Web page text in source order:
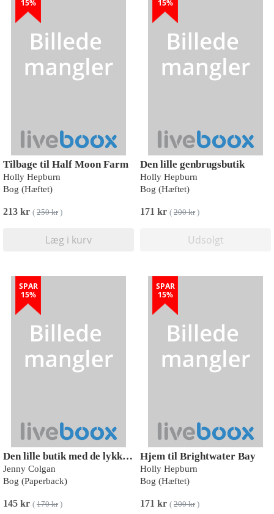
15%
Tilbage til Half Moon Farm
Holly Hepburn
Bog (Hæftet)
213 kr ( 250 kr)
Læg i kurv
15%
Den lille genbrugsbutik
Holly Hepburn
Bog (Hæftet)
171 kr ( 200 kr)
Udsolgt
SPAR
15%
Den lille butik med de lykkelige slutninger
Jenny Colgan
Bog (Paperback)
145 kr ( 170 kr)
SPAR
15%
Hjem til Brightwater Bay
Holly Hepburn
Bog (Hæftet)
171 kr ( 200 kr)